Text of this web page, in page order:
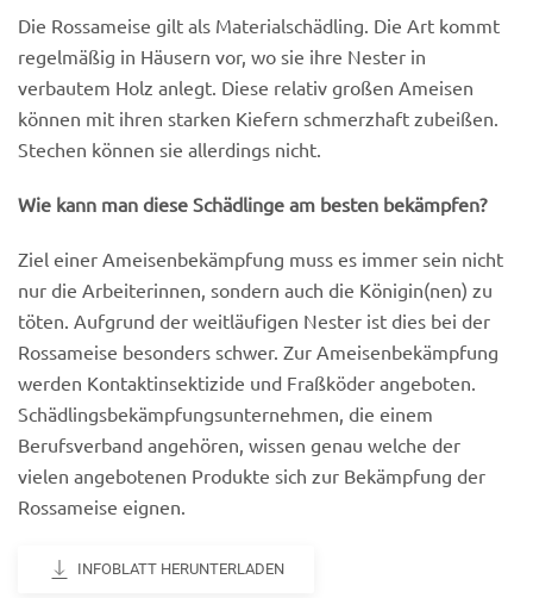
Die Rossameise gilt als Materialschädling. Die Art kommt
regelmäßig in Häusern vor, wo sie ihre Nester in
verbautem Holz anlegt. Diese relativ großen Ameisen
können mit ihren starken Kiefern schmerzhaft zubeißen.
Stechen können sie allerdings nicht.
Wie kann man diese Schädlinge am besten bekämpfen?
Ziel einer Ameisenbekämpfung muss es immer sein nicht
nur die Arbeiterinnen, sondern auch die Königin(nen) zu
töten. Aufgrund der weitläufigen Nester ist dies bei der
Rossameise besonders schwer. Zur Ameisenbekämpfung
werden Kontaktinsektizide und Fraßköder angeboten.
Schädlingsbekämpfungsunternehmen, die einem
Berufsverband angehören, wissen genau welche der
vielen angebotenen Produkte sich zur Bekämpfung der
Rossameise eignen.
INFOBLATT HERUNTERLADEN